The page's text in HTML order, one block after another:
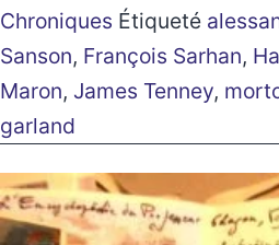
Chroniques Étiqueté
Sanson, François Sarhan,
Maron, James Tenney,
garland